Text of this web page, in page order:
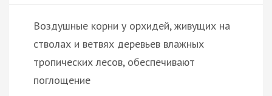
Воздушные корни у орхидей, живущих на
стволах и ветвях деревьев влажных
тропических лесов, обеспечивают
поглощение